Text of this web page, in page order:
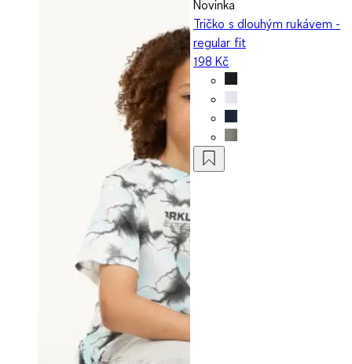
Novinka
Tričko s dlouhým rukávem -
regular fit
198 Kč